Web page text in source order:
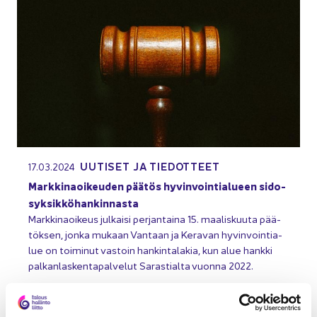
17.03.2024 UU­TI­SET JA TIE­DOT­TEET
Mark­ki­na­oi­keu­den pää­tös hy­vin­voin­tia­lu­een si­do­
syk­sik­kö­han­kin­nas­ta
Mark­ki­na­oi­keus jul­kai­si per­jan­tai­na 15. maa­lis­kuu­ta pää­
tök­sen, jonka mu­kaan Van­taan ja Ke­ra­van hy­vin­voin­tia­
lue on toi­mi­nut vas­toin han­kin­ta­la­kia, kun alue hank­ki
pal­kan­las­ken­ta­pal­ve­lut Sa­ras­tial­ta vuon­na 2022.
Yri­tys­ju­ri­diik­ka Lii­ke­toi­min­ta